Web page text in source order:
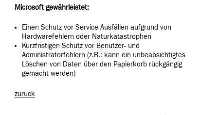
Microsoft gewährleistet:
Einen Schutz vor Service Ausfällen aufgrund von
Hardwarefehlern oder Naturkatastrophen
Kurzfristigen Schutz vor Benutzer- und
Administratorfehlern (z.B.: kann ein unbeabsichtigtes
Löschen von Daten über den Papierkorb rückgängig
gemacht werden)
zurück